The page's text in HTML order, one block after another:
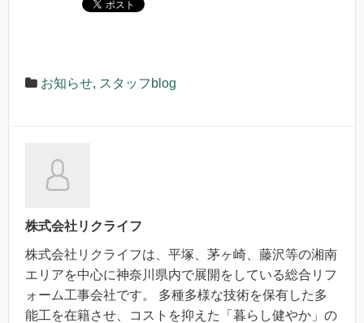
お知らせ, スタッフblog
株式会社リクライフ
株式会社リクライフは、平塚、茅ヶ崎、藤沢等の湘南
エリアを中心に神奈川県内で展開をしている総合リフ
ォーム工事会社です。 多種多様な技術を保有した多
能工を在籍させ、コストを抑えた「暮らし健やか」の